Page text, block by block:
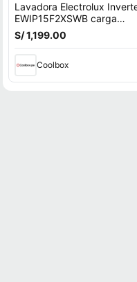
Lavadora Electrolux
EWIP15F2XSWB carga
superior, capacidad 15 kg,
negro
S/ 1,199.00
Coolbox